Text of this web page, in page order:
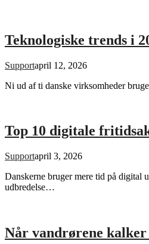
Teknologiske trends i
Supportapril 12, 2026
Ni ud af ti danske virksomheder
Top 10 digitale
Supportapril 3, 2026
Danskerne bruger mere tid på digital
udbredelse…
Når vandrørene